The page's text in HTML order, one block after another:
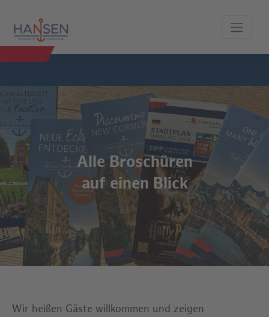
Alle Broschüren
auf einen Blick
Wir heißen Gäste willkommen und zeigen